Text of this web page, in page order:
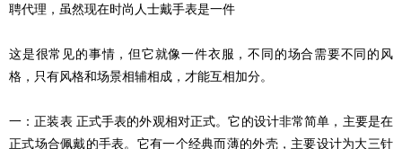
聘代理，虽然现在时尚人士戴手表是一件
这是很常见的事情，但它就像一件衣服，不同的场合需要不同的风
格，只有风格和场景相辅相成，才能互相加分。
一：正装表 正式手表的外观相对正式。它的设计非常简单，主要是在
正式场合佩戴的手表。它有一个经典而薄的外壳，主要设计为大三针